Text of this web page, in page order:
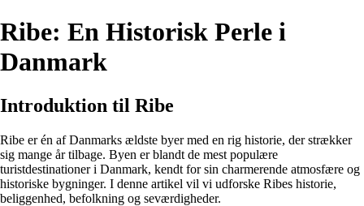
Ribe: En Historisk Perle i
Danmark
Introduktion til Ribe
Ribe er én af Danmarks ældste byer med en rig historie, der strækker
sig mange år tilbage. Byen er blandt de mest populære
turistdestinationer i Danmark, kendt for sin charmerende atmosfære og
historiske bygninger. I denne artikel vil vi udforske Ribes historie,
beliggenhed, befolkning og seværdigheder.